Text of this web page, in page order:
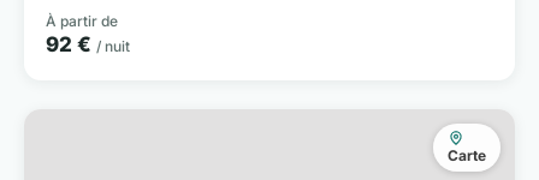
À partir de
92 € / nuit
Carte